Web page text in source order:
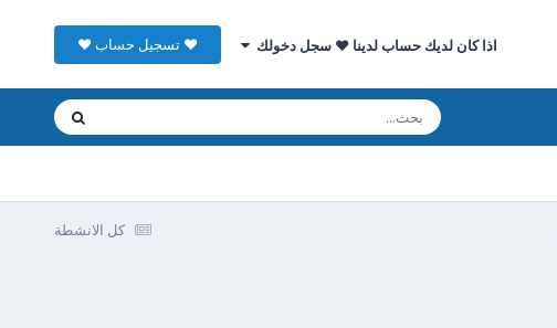
اذا كان لديك حساب لدينا ♥ سجل دخولك ♥ تسجيل حساب ♥
كل الانشطة